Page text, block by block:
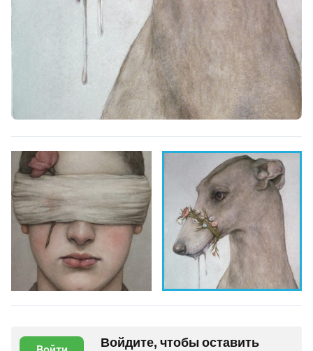
Войдите, чтобы оставить